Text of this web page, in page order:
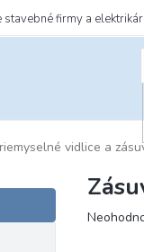
firmy a
vidlice a
Priemerné